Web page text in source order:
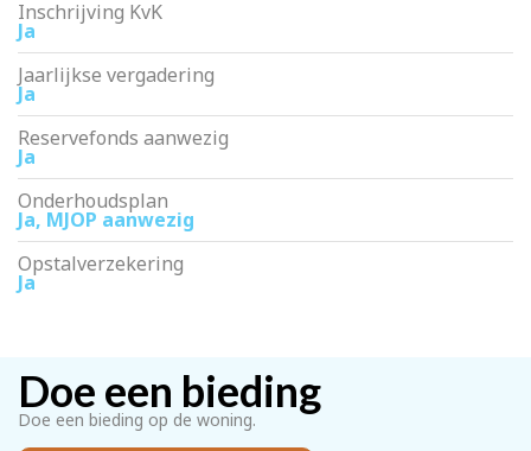
Inschrijving KvK
Ja
Jaarlijkse vergadering
Ja
Reservefonds aanwezig
Ja
Onderhoudsplan
Ja, MJOP aanwezig
Opstalverzekering
Ja
Doe een bieding
Doe een bieding op de woning.